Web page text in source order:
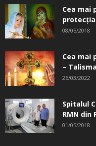
Cea mai
08/05/2018
Cea mai
–
26/03/2022
Spitalul
RMN din
01/05/2018